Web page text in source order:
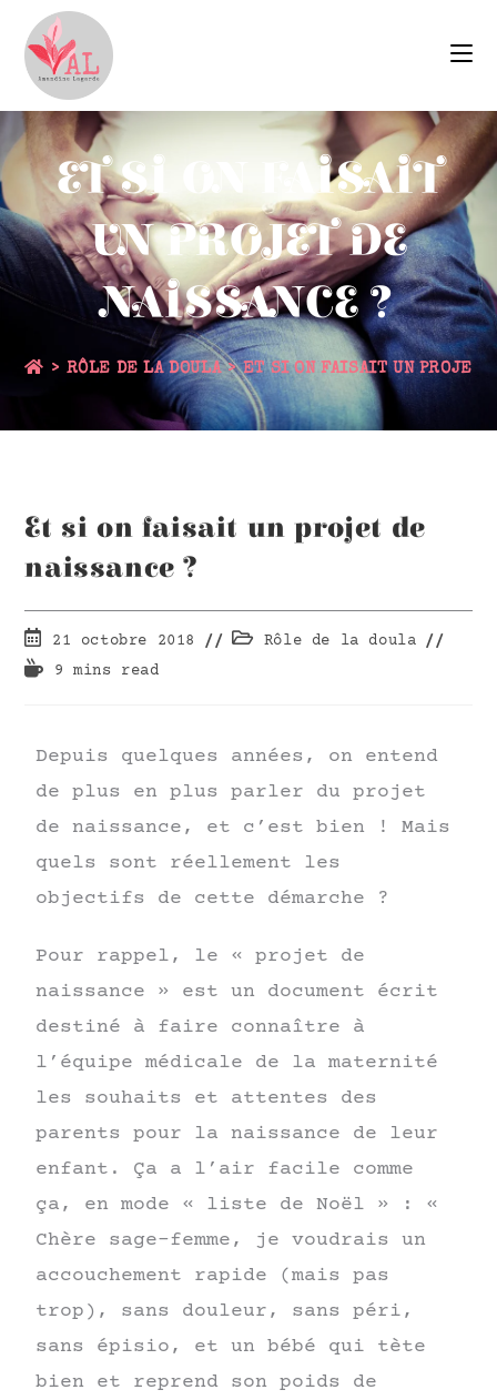
ET SI ON FAISAIT
UN PROJET DE
NAISSANCE ?
> RÔLE DE LA DOULA > ET SI ON FAISAIT UN PROJET
Et si on faisait un projet de
naissance ?
21 octobre 2018
Rôle de la doula
9 mins read
Depuis quelques années, on entend
de plus en plus parler du projet
de naissance, et c’est bien ! Mais
quels sont réellement les
objectifs de cette démarche ?
Pour rappel, le « projet de
naissance » est un document écrit
destiné à faire connaître à
l’équipe médicale de la maternité
les souhaits et attentes des
parents pour la naissance de leur
enfant. Ça a l’air facile comme
ça, en mode « liste de Noël » : «
Chère sage-femme, je voudrais un
accouchement rapide (mais pas
trop), sans douleur, sans péri,
sans épisio, et un bébé qui tète
bien et reprend son poids de